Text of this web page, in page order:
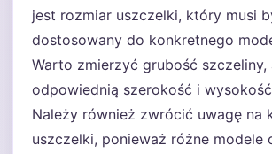
jest rozmiar uszczelki, który musi
dostosowany do konkretnego
Warto zmierzyć grubość szczeliny,
odpowiednią szerokość i
Należy również zwrócić uwagę na
uszczelki, ponieważ różne modele